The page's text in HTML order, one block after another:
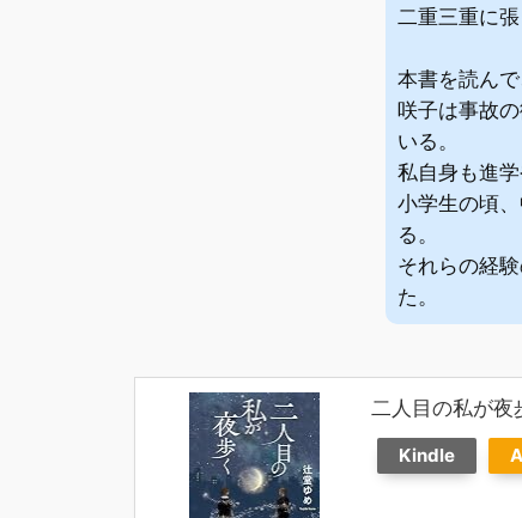
二重三重に
本書を読ん
咲子は事故
いる。
私自身も進
小学生の頃
る。
それらの経
た。
二人目の私が夜
Kindle